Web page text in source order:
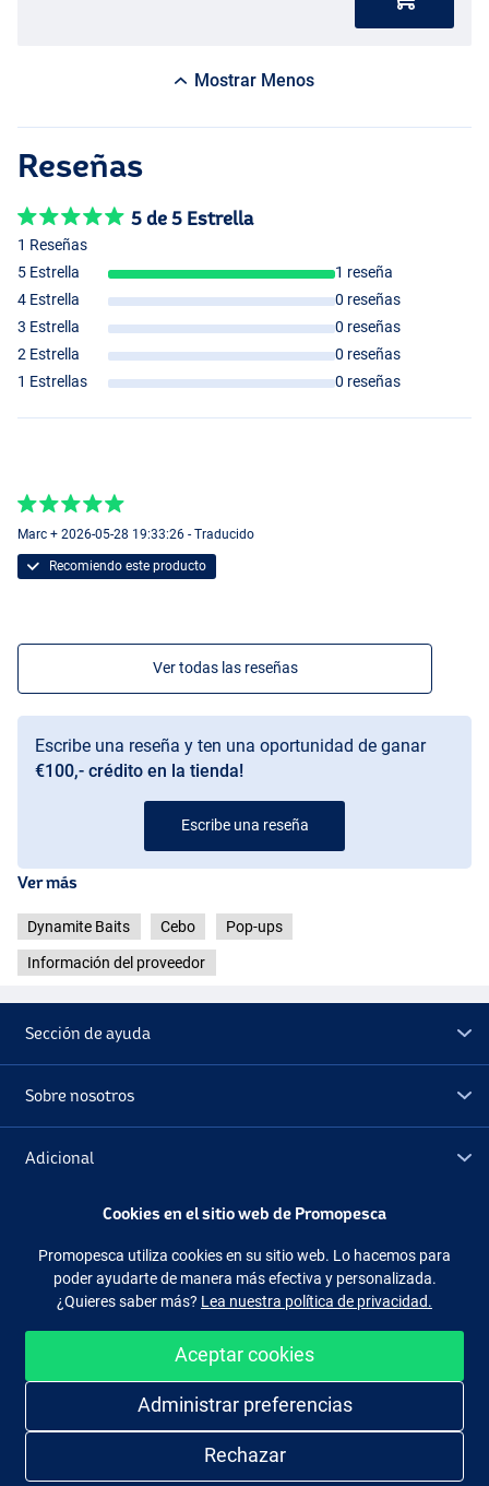
Mostrar Menos
Reseñas
5 de 5 Estrella
1 Reseñas
5 Estrella
1 reseña
4 Estrella
0 reseñas
3 Estrella
0 reseñas
2 Estrella
0 reseñas
1 Estrellas
0 reseñas
Marc + 2026-05-28 19:33:26 - Traducido
Recomiendo este producto
Ver todas las reseñas
Escribe una reseña y ten una oportunidad de ganar
€100,- crédito en la tienda!
Escribe una reseña
Ver más
Dynamite Baits Cebo Pop-ups
Información del proveedor
Sección de ayuda
Sobre nosotros
Adicional
Síguenos Facebook Instagram
Comprar de manera fácil y segura
Cookies en el sitio web de Promopesca
Promopesca utiliza cookies en su sitio web. Lo hacemos para
poder ayudarte de manera más efectiva y personalizada.
¿Quieres saber más? Lea nuestra política de privacidad.
Aceptar cookies
Administrar preferencias
Rechazar